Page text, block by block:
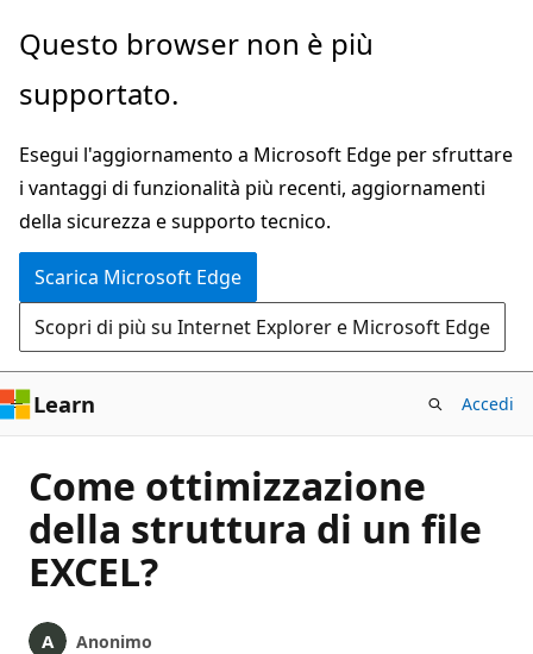
Ignora
passa
contenuto
principale
Questo browser non è più
supportato.
Esegui l'aggiornamento a Microsoft Edge per sfruttare
i vantaggi di funzionalità più recenti, aggiornamenti
della sicurezza e supporto tecnico.
Scarica Microsoft Edge
Scopri di più su Internet Explorer e Microsoft Edge
Learn Accedi
Come ottimizzazione
della struttura di un file
EXCEL?
Anonimo